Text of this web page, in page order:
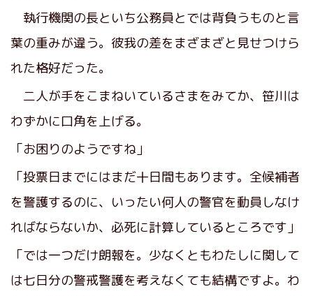
執行機関の長といち公務員とでは背負うものと言
葉の重みが違う。彼我の差をまざまざと見せつけら
れた格好だった。
二人が手をこまねいているさまをみてか、笹川は
わずかに口角を上げる。
「お困りのようですね」
「投票日までにはまだ十日間もあります。全候補者
を警護するのに、いったい何人の警官を動員しなけ
ればならないか、必死に計算しているところです」
「では一つだけ朗報を。少なくともわたしに関して
は七日分の警戒警護を考えなくても結構ですよ。わ